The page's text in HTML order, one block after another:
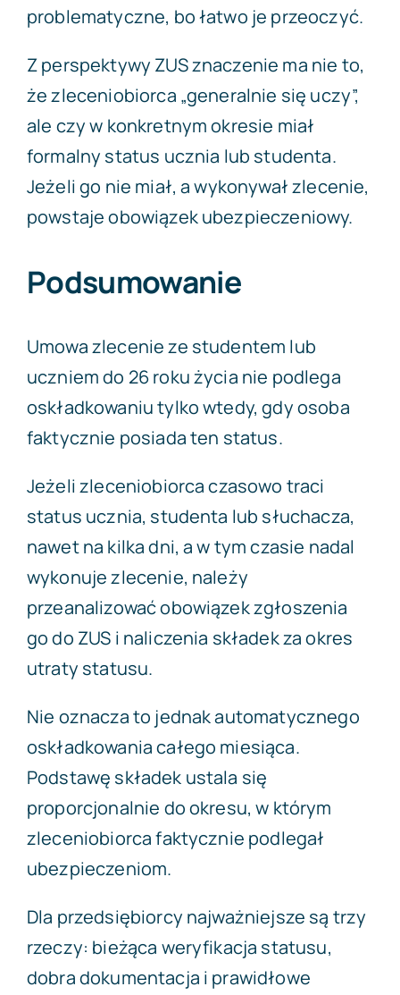
problematyczne, bo łatwo je przeoczyć.
Z perspektywy ZUS znaczenie ma nie to,
że zleceniobiorca „generalnie się uczy”,
ale czy w konkretnym okresie miał
formalny status ucznia lub studenta.
Jeżeli go nie miał, a wykonywał zlecenie,
powstaje obowiązek ubezpieczeniowy.
Podsumowanie
Umowa zlecenie ze studentem lub
uczniem do 26 roku życia nie podlega
oskładkowaniu tylko wtedy, gdy osoba
faktycznie posiada ten status.
Jeżeli zleceniobiorca czasowo traci
status ucznia, studenta lub słuchacza,
nawet na kilka dni, a w tym czasie nadal
wykonuje zlecenie, należy
przeanalizować obowiązek zgłoszenia
go do ZUS i naliczenia składek za okres
utraty statusu.
Nie oznacza to jednak automatycznego
oskładkowania całego miesiąca.
Podstawę składek ustala się
proporcjonalnie do okresu, w którym
zleceniobiorca faktycznie podlegał
ubezpieczeniom.
Dla przedsiębiorcy najważniejsze są trzy
rzeczy: bieżąca weryfikacja statusu,
dobra dokumentacja i prawidłowe